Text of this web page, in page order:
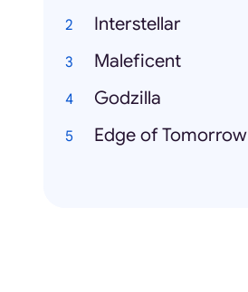
Interstellar
Maleficent
Godzilla
Edge of Tomorrow